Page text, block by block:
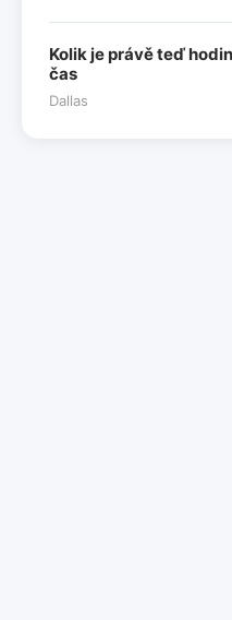
Kolik je právě teď
čas
Dallas